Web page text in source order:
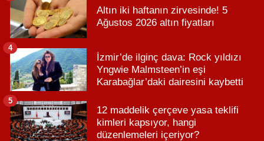
Altın iki haftanın zirvesinde! 5
Ağustos 2026 altın fiyatları
İzmir’de ilginç dava: Rock yıldızı
Yngwie Malmsteen’in eşi
Karabağlar’daki dairesini kaybetti
4
12 maddelik çerçeve yasa teklifi
kimleri kapsıyor, hangi
düzenlemeleri içeriyor?
5